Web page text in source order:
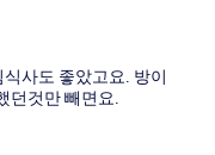
사도 좋았고요. 방이
던것만 빼면요.